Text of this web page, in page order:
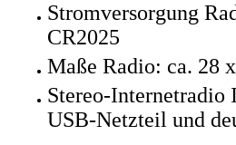
Stromversorgung
CR2025
Maße Radio: ca. 28
Stereo-
USB-Netzteil und